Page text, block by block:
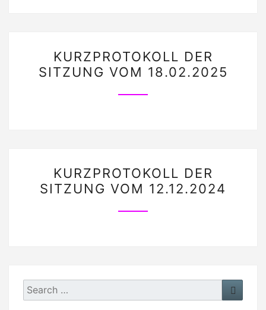
DER
SITZUNG
18.02.2025
KURZPROTOKOLL DER
SITZUNG VOM 18.02.2025
DER
SITZUNG
12.12.2024
KURZPROTOKOLL DER
SITZUNG VOM 12.12.2024
Search
for:
Search